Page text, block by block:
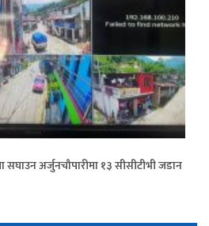
सघाउन अर्जुनचौपारीमा १३ सीसीटीभी जडान